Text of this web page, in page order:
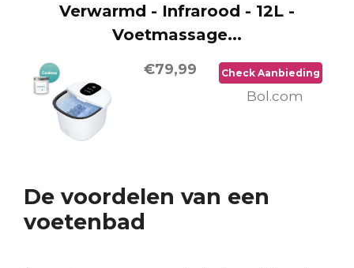
Verwarmd - Infrarood - 12L -
Voetmassage...
€79,99 Check Aanbieding
Bol.com
De voordelen van een
voetenbad